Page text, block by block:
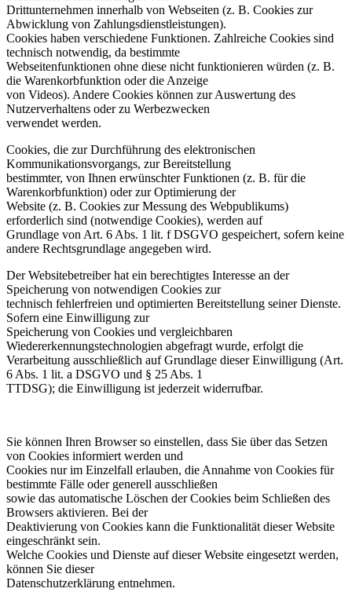
Drittunternehmen innerhalb von Webseiten (z. B. Cookies zur
Abwicklung von Zahlungsdienstleistungen).
Cookies haben verschiedene Funktionen. Zahlreiche Cookies sind
technisch notwendig, da bestimmte
Webseitenfunktionen ohne diese nicht funktionieren würden (z. B.
die Warenkorbfunktion oder die Anzeige
von Videos). Andere Cookies können zur Auswertung des
Nutzerverhaltens oder zu Werbezwecken
verwendet werden.
Cookies, die zur Durchführung des elektronischen
Kommunikationsvorgangs, zur Bereitstellung
bestimmter, von Ihnen erwünschter Funktionen (z. B. für die
Warenkorbfunktion) oder zur Optimierung der
Website (z. B. Cookies zur Messung des Webpublikums)
erforderlich sind (notwendige Cookies), werden auf
Grundlage von Art. 6 Abs. 1 lit. f DSGVO gespeichert, sofern keine
andere Rechtsgrundlage angegeben wird.
Der Websitebetreiber hat ein berechtigtes Interesse an der
Speicherung von notwendigen Cookies zur
technisch fehlerfreien und optimierten Bereitstellung seiner Dienste.
Sofern eine Einwilligung zur
Speicherung von Cookies und vergleichbaren
Wiedererkennungstechnologien abgefragt wurde, erfolgt die
Verarbeitung ausschließlich auf Grundlage dieser Einwilligung (Art.
6 Abs. 1 lit. a DSGVO und § 25 Abs. 1
TTDSG); die Einwilligung ist jederzeit widerrufbar.
Sie können Ihren Browser so einstellen, dass Sie über das Setzen
von Cookies informiert werden und
Cookies nur im Einzelfall erlauben, die Annahme von Cookies für
bestimmte Fälle oder generell ausschließen
sowie das automatische Löschen der Cookies beim Schließen des
Browsers aktivieren. Bei der
Deaktivierung von Cookies kann die Funktionalität dieser Website
eingeschränkt sein.
Welche Cookies und Dienste auf dieser Website eingesetzt werden,
können Sie dieser
Datenschutzerklärung entnehmen.